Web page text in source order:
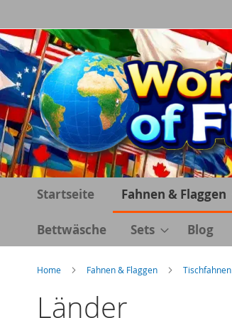
zum
Inhalt
Startseite Fahnen & Flaggen
Bettwäsche Sets Blog
Home Fahnen & Flaggen Tischfahnen
Länder